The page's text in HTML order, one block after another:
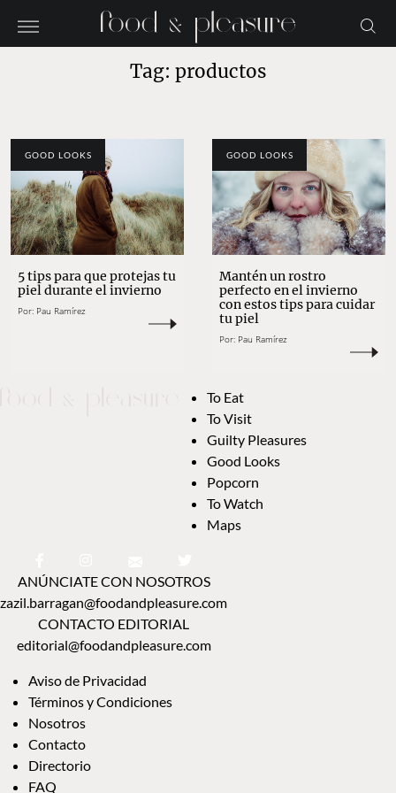
Tag: productos
GOOD LOOKS
5 tips para que protejas tu
piel durante el invierno
Por: Pau Ramírez
GOOD LOOKS
Mantén un rostro
perfecto en el invierno
con estos tips para cuidar
tu piel
Por: Pau Ramírez
To Eat
To Visit
Guilty Pleasures
Good Looks
Popcorn
To Watch
Maps
ANÚNCIATE CON NOSOTROS
zazil.barragan@foodandpleasure.com
CONTACTO EDITORIAL
editorial@foodandpleasure.com
Aviso de Privacidad
Términos y Condiciones
Nosotros
Contacto
Directorio
FAQ